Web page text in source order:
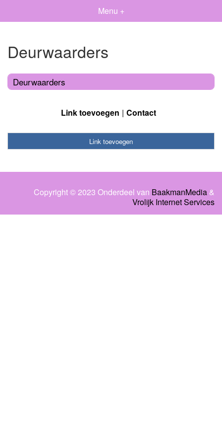
Menu +
Deurwaarders
Deurwaarders
Link toevoegen Contact
Link toevoegen
Copyright © 2023 Onderdeel van BaakmanMedia &
Vrolijk Internet Services